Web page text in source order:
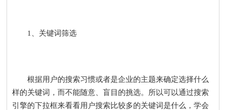
1、关键词筛选
根据用户的搜索习惯或者是企业的主题来确定选择什么
样的关键词，而不能随意、盲目的挑选。所以可以通过搜索
引擎的下拉框来看看用户搜索比较多的关键词是什么，学会